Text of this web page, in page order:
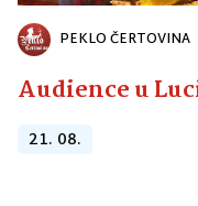
PEKLO ČERTOVINA
Audience u
21. 08.